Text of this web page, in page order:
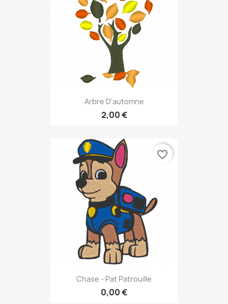
Arbre D'automne
2,00 €
Chase - Pat Patrouille
0,00 €
favorite_border